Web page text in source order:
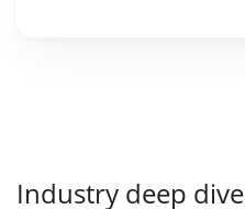
Industry deep dive